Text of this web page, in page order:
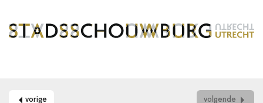
vorige volgende